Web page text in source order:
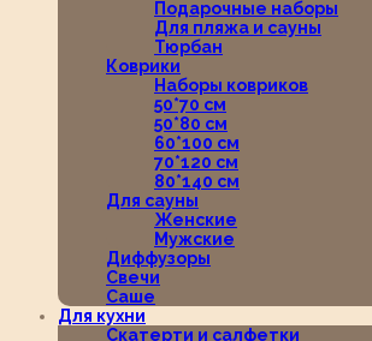
Подарочные наборы
Для пляжа и сауны
Тюрбан
Коврики
Наборы ковриков
50*70 см
50*80 см
60*100 см
70*120 см
80*140 см
Для сауны
Женские
Мужские
Диффузоры
Свечи
Саше
Для кухни
Скатерти и салфетки